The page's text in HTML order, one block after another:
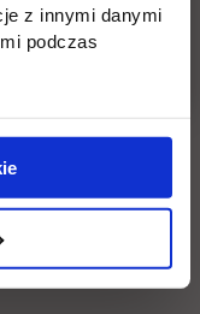
z innymi danymi
podczas
magisterskich na
Z łatwością
jako absolwent
wiedzą i